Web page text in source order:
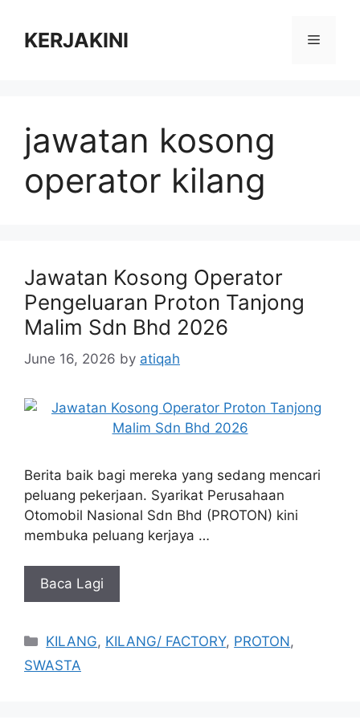
contentKERJAKINI Menu
jawatan kosong
operator kilang
Jawatan Kosong Operator
Pengeluaran Proton Tanjong
Malim Sdn Bhd 2026
June 16, 2026 by atiqah
Berita baik bagi mereka yang sedang mencari
peluang pekerjaan. Syarikat Perusahaan
Otomobil Nasional Sdn Bhd (PROTON) kini
membuka peluang kerjaya …
Baca Lagi
Categories
KILANG, KILANG/ FACTORY, PROTON,
SWASTA